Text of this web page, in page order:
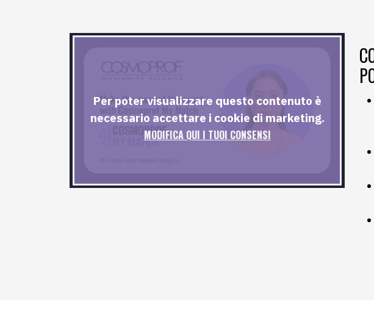
Per poter visualizzare questo contenuto è
necessario accettare i cookie di marketing.
MODIFICA QUI I TUOI CONSENSI